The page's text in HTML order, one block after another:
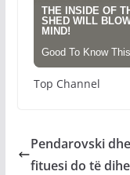
Top Channel
Pendarovski
fituesi do të